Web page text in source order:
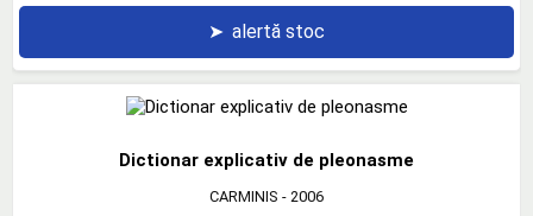
➤ alertă stoc
Dictionar explicativ de pleonasme
CARMINIS - 2006